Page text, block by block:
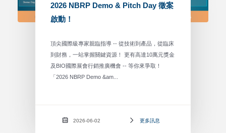
2026 NBRP Demo & Pitch Day 徵案
啟動！
頂尖國際級專家親臨指導 -- 從技術到產品，從臨床
到財務，一站掌握關鍵資源！ 更有高達10萬元獎金
及BIO國際展會行銷推廣機會 -- 等你來爭取！
「2026 NBRP Demo &am...
2026-06-02 更多訊息